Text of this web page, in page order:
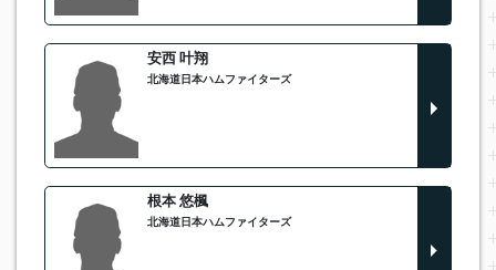
安西 叶翔
北海道日本ハムファイターズ
根本 悠楓
北海道日本ハムファイターズ